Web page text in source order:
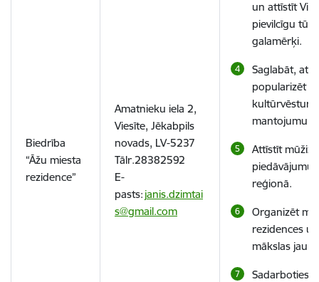
Biedrība
“Āžu miesta
rezidence”
Amatnieku iela 2,
Viesīte, Jēkabpils
novads, LV-5237
Tālr.28382592
E-
pasts: janis.dzimtai
s@gmail.com
un attīstīt
pievilcīgu
galamērķi.
Saglabāt,
popularizēt
mantojumu.
Attīstīt
piedāvājumu
reģionā.
Organizēt
rezidences
mākslas
Sadarboties